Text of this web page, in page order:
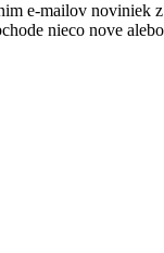
e-mailov noviniek
nieco nove